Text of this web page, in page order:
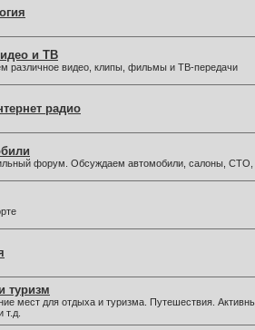
и ТВ
различное видео, клипы, фильмы и ТВ-передачи
радио
форум. Обсуждаем автомобили, салоны, СТО,
туризм
мест для отдыха и туризма. Путешествия.
т.д.